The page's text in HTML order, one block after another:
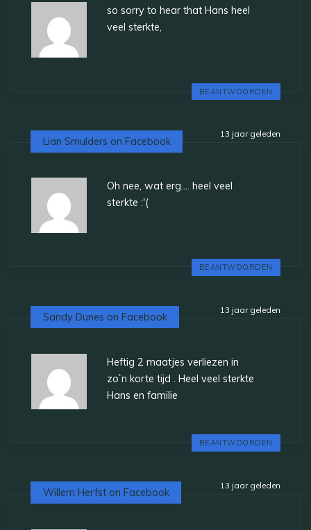
so sorry to hear that Hans heel
veel sterkte,
BEANTWOORDEN
13 jaar geleden
Lian Smulders on Facebook
Oh nee, wat erg…. heel veel
sterkte :'(
BEANTWOORDEN
13 jaar geleden
Sandy Dunes on Facebook
Heftig 2 maatjes verliezen in
zo`n korte tijd . Heel veel sterkte
Hans en familie
BEANTWOORDEN
13 jaar geleden
Willem Herfst on Facebook